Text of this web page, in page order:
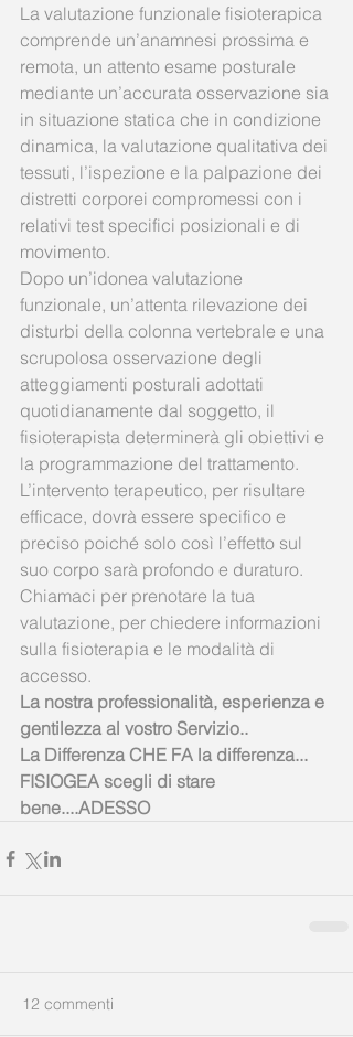
La valutazione funzionale fisioterapica
comprende un’anamnesi prossima e
remota, un attento esame posturale
mediante un’accurata osservazione sia
in situazione statica che in condizione
dinamica, la valutazione qualitativa dei
tessuti, l’ispezione e la palpazione dei
distretti corporei compromessi con i
relativi test specifici posizionali e di
movimento.
Dopo un’idonea valutazione
funzionale, un’attenta rilevazione dei
disturbi della colonna vertebrale e una
scrupolosa osservazione degli
atteggiamenti posturali adottati
quotidianamente dal soggetto, il
fisioterapista determinerà gli obiettivi e
la programmazione del trattamento.
L’intervento terapeutico, per risultare
efficace, dovrà essere specifico e
preciso poiché solo così l’effetto sul
suo corpo sarà profondo e duraturo.
Chiamaci per prenotare la tua
valutazione, per chiedere informazioni
sulla fisioterapia e le modalità di
accesso.
La nostra professionalità, esperienza e
gentilezza al vostro Servizio..
La Differenza CHE FA la differenza...
FISIOGEA scegli di stare
bene....ADESSO
12 commenti